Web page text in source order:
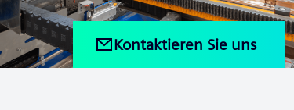
Kontaktieren Sie uns